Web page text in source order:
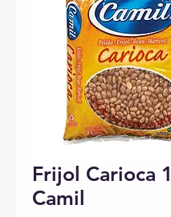
Frijol Carioca
Camil